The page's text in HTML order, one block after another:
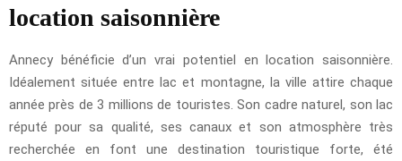
location saisonnière
Annecy bénéficie d’un vrai potentiel en location saisonnière.
Idéalement située entre lac et montagne, la ville attire chaque
année près de 3 millions de touristes. Son cadre naturel, son lac
réputé pour sa qualité, ses canaux et son atmosphère très
recherchée en font une destination touristique forte, été